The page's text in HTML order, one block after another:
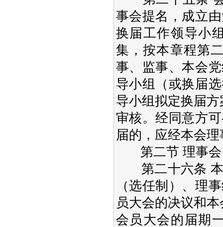
事会提名，成立
换届工作领导小
集，按本章程第
事、监事、本会
导小组（或换届
导小组拟定换届
审核。经同意方
届的，应经本会
第二节 理事会
第二十六条 本
（选任制）、理
员大会的决议和
会员大会的届期